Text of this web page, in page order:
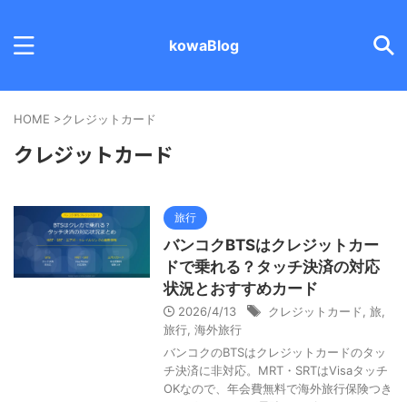
kowaBlog
HOME >クレジットカード
クレジットカード
旅行
バンコクBTSはクレジットカー
ドで乗れる？タッチ決済の対応
状況とおすすめカード
2026/4/13 クレジットカード 旅
旅行 海外旅行
バンコクのBTSはクレジットカードのタッ
チ決済に非対応。MRT・SRTはVisaタッチ
OKなので、年会費無料で海外旅行保険つき